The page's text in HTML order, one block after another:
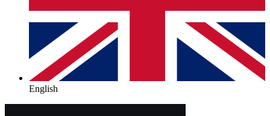
English